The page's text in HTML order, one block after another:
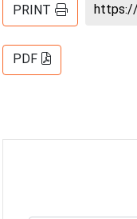
PRINT
PDF